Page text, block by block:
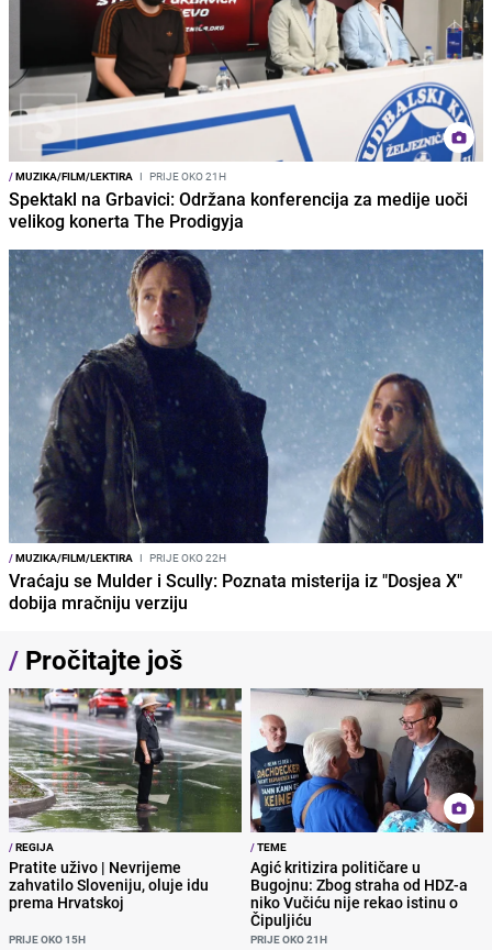
/MUZIKA/FILM/LEKTIRA I PRIJE OKO 21H
Spektakl na Grbavici: Održana konferencija za medije uoči
velikog konerta The Prodigyja
/MUZIKA/FILM/LEKTIRA I PRIJE OKO 22H
Vraćaju se Mulder i Scully: Poznata misterija iz "Dosjea X"
dobija mračniju verziju
/ Pročitajte još
/REGIJA
Pratite uživo | Nevrijeme
zahvatilo Sloveniju, oluje idu
prema Hrvatskoj
PRIJE OKO 15H
/TEME
Agić kritizira političare u
Bugojnu: Zbog straha od HDZ-a
niko Vučiću nije rekao istinu o
Čipuljiću
PRIJE OKO 21H